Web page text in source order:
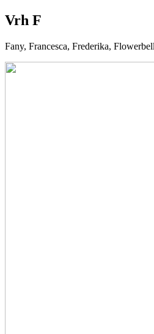
Vrh F
Fany, Francesca, Frederika,